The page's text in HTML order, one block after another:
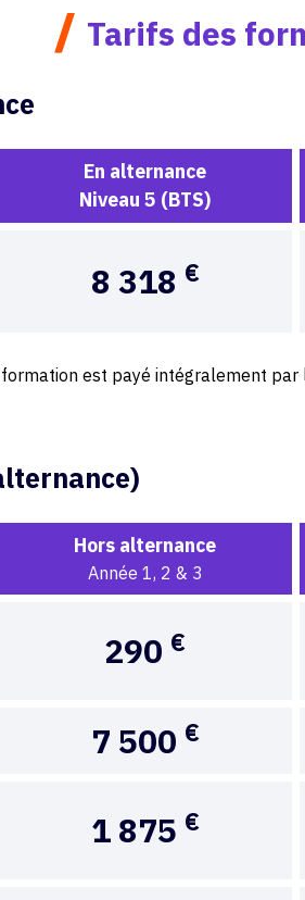
/ Tarifs des
En alternance
Niveau 5 (BTS)
8 318 €
est payé intégralement par
Hors alternance
Année 1, 2 & 3
290 €
7 500 €
1 875 €